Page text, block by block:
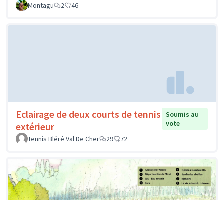
Montagu
2 46
Eclairage de deux courts de tennis
extérieur
Soumis au
vote
Tennis Bléré Val De Cher
29 72